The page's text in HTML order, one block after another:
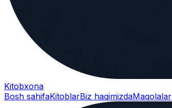
Kitobxona
Bosh sahifaKitoblarBiz haqimizdaMaqolalar